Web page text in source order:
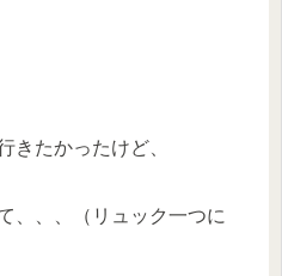
きたかったけど、
、、、（リュック一つに